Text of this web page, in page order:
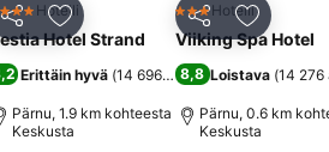
Jaa Lisää suosikkeihin
Hotelli
Hotel Strand
Erittäin hyvä (14 696 arviota)
Pärnu, 1.9 km kohteesta
Keskusta
Jaa Lisää
3 Tähtiluokitus
Hotelli
Viiking Spa Hotel
8,8 Loistava (14 276
Pärnu, 0.6 km
Keskusta